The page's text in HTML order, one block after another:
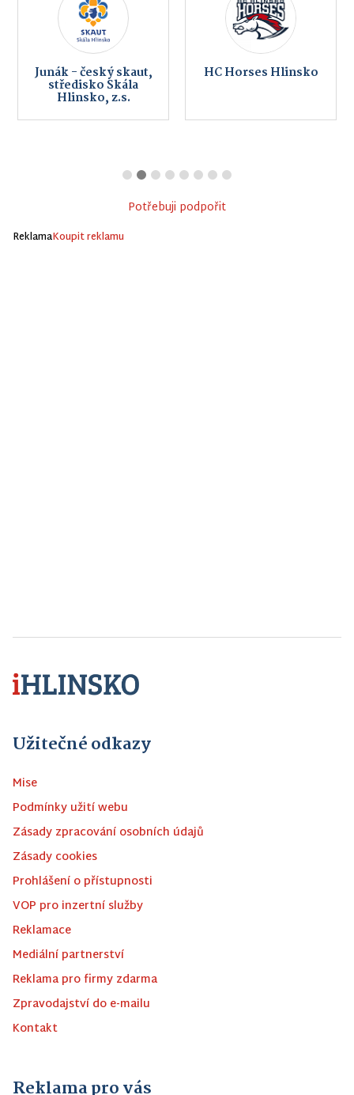
Junák - český skaut,
středisko Skála
Hlinsko, z.s.
HC Horses Hlinsko
Potřebuji podpořit
ReklamaKoupit reklamu
Užitečné odkazy
Mise
Podmínky užití webu
Zásady zpracování osobních údajů
Zásady cookies
Prohlášení o přístupnosti
VOP pro inzertní služby
Reklamace
Mediální partnerství
Reklama pro firmy zdarma
Zpravodajství do e-mailu
Kontakt
Reklama pro vás